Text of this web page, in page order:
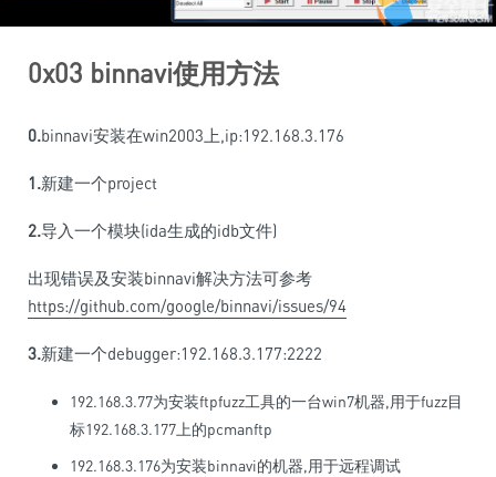
0x03 binnavi使用方法
0.binnavi安装在win2003上,ip:192.168.3.176
1.新建一个project
2.导入一个模块(ida生成的idb文件)
出现错误及安装binnavi解决方法可参考
https://github.com/google/binnavi/issues/94
3.新建一个debugger:192.168.3.177:2222
192.168.3.77为安装ftpfuzz工具的一台win7机器,用于fuzz目
标192.168.3.177上的pcmanftp
192.168.3.176为安装binnavi的机器,用于远程调试